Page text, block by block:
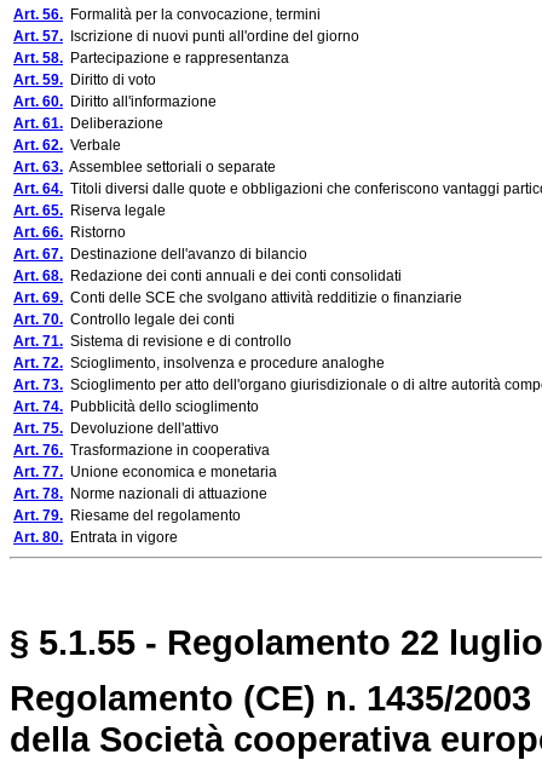
Art. 56. Formalità per la convocazione, termini
Art. 57. Iscrizione di nuovi punti all'ordine del giorno
Art. 58. Partecipazione e rappresentanza
Art. 59. Diritto di voto
Art. 60. Diritto all'informazione
Art. 61. Deliberazione
Art. 62. Verbale
Art. 63. Assemblee settoriali o separate
Art. 64. Titoli diversi dalle quote e obbligazioni che conferiscono vantaggi
Art. 65. Riserva legale
Art. 66. Ristorno
Art. 67. Destinazione dell'avanzo di bilancio
Art. 68. Redazione dei conti annuali e dei conti consolidati
Art. 69. Conti delle SCE che svolgano attività redditizie o finanziarie
Art. 70. Controllo legale dei conti
Art. 71. Sistema di revisione e di controllo
Art. 72. Scioglimento, insolvenza e procedure analoghe
Art. 73. Scioglimento per atto dell'organo giurisdizionale o di altre autorità
Art. 74. Pubblicità dello scioglimento
Art. 75. Devoluzione dell'attivo
Art. 76. Trasformazione in cooperativa
Art. 77. Unione economica e monetaria
Art. 78. Norme nazionali di attuazione
Art. 79. Riesame del regolamento
Art. 80. Entrata in vigore
§ 5.1.55 - Regolamento 22
Regolamento (CE) n. 1435/
della Società cooperativa